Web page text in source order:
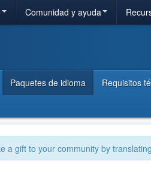
Comunidad y ayuda
Paquetes de idioma Requisitos
a gift to your community by